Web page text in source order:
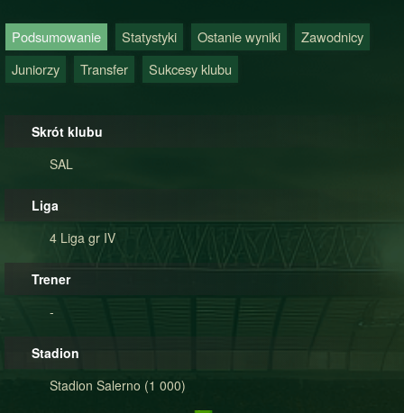
Podsumowanie Statystyki Ostanie wyniki
Zawodnicy
Juniorzy
Transfer Sukcesy klubu
Skrót klubu
SAL
Liga
4 Liga gr IV
Trener
-
Stadion
Stadion Salerno (1 000)